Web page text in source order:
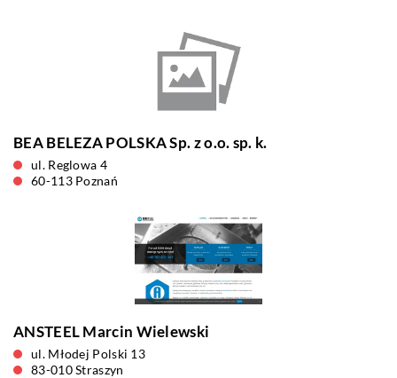
BEA BELEZA POLSKA Sp. z o.o. sp. k.
ul. Reglowa 4
60-113 Poznań
ANSTEEL Marcin Wielewski
ul. Młodej Polski 13
83-010 Straszyn